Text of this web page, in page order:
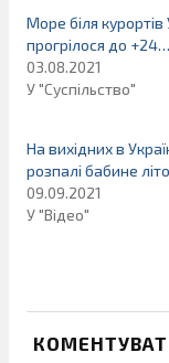
Море біля курортів
прогрілося до
03.08.2021
У "Суспільство"
На вихідних в
розпалі бабине літо
09.09.2021
У "Відео"